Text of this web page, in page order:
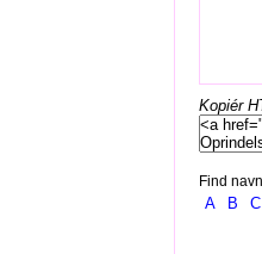
Kopiér
Find
A B C